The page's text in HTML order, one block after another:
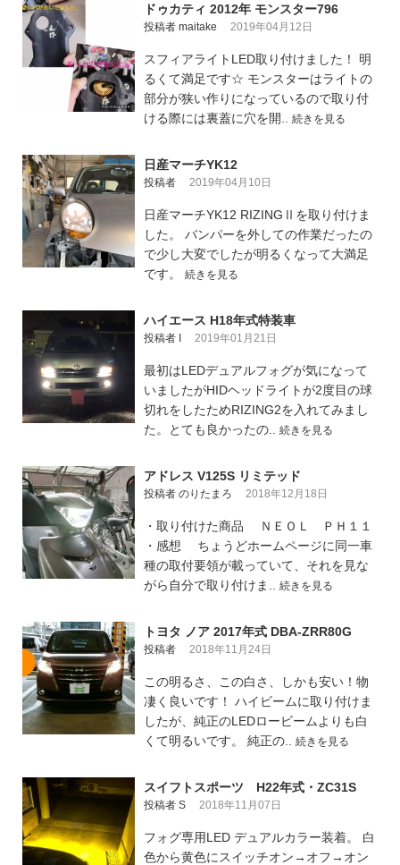
ドゥカティ 2012年 モンスター796
投稿者 maitake 2019年04月12日
スフィアライトLED取り付けました！ 明
るくて満足です☆ モンスターはライトの
部分が狭い作りになっているので取り付
ける際には裏蓋に穴を開.. 続きを見る
日産マーチYK12
投稿者 2019年04月10日
日産マーチYK12 RIZINGⅡを取り付けま
した。 バンパーを外しての作業だったの
で少し大変でしたが明るくなって大満足
です。 続きを見る
ハイエース H18年式特装車
投稿者 I 2019年01月21日
最初はLEDデュアルフォグが気になって
いましたがHIDヘッドライトが2度目の球
切れをしたためRIZING2を入れてみまし
た。とても良かったの.. 続きを見る
アドレス V125S リミテッド
投稿者 のりたまろ 2018年12月18日
・取り付けた商品 ＮＥＯＬ ＰＨ１１
・感想 ちょうどホームページに同一車
種の取付要領が載っていて、それを見な
がら自分で取り付けま.. 続きを見る
トヨタ ノア 2017年式 DBA-ZRR80G
投稿者 2018年11月24日
この明るさ、この白さ、しかも安い！物
凄く良いです！ ハイビームに取り付けま
したが、純正のLEDロービームよりも白
くて明るいです。 純正の.. 続きを見る
スイフトスポーツ H22年式・ZC31S
投稿者 S 2018年11月07日
フォグ専用LED デュアルカラー装着。 白
色から黄色にスイッチオン→オフ→オン